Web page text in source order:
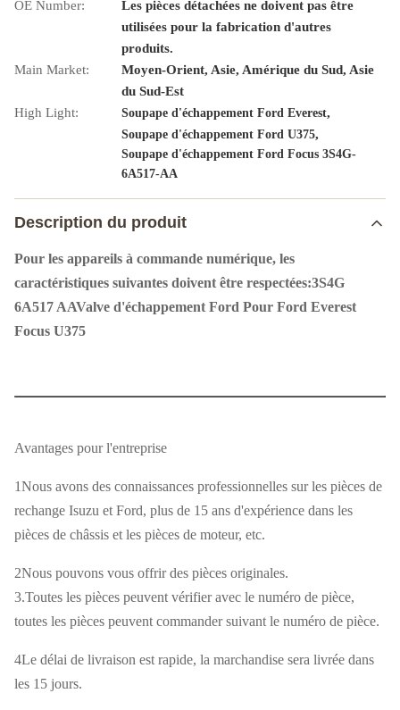
OE Number:
Les pièces détachées ne doivent pas être
utilisées pour la fabrication d'autres
produits.
Main Market:
Moyen-Orient, Asie, Amérique du Sud, Asie
du Sud-Est
High Light:
Soupape d'échappement Ford Everest,
Soupape d'échappement Ford U375,
Soupape d'échappement Ford Focus 3S4G-
6A517-AA
Description du produit
Pour les appareils à commande numérique, les
caractéristiques suivantes doivent être respectées:3S4G
6A517 AAValve d'échappement Ford Pour Ford Everest
Focus U375
produit
Installation de
voiture
Ford Everest U375
partie
Les pièces détachées ne doivent pas être
utilisées pour la fabrication d'autres
produits.
Taille La norme
Emballage
Neutre/Personnalisé pour les besoins du
Avantages pour l'entreprise
1Nous avons des connaissances professionnelles sur les pièces de
rechange Isuzu et Ford, plus de 15 ans d'expérience dans les
pièces de châssis et les pièces de moteur, etc.
2Nous pouvons vous offrir des pièces originales.
3.Toutes les pièces peuvent vérifier avec le numéro de pièce,
toutes les pièces peuvent commander suivant le numéro de pièce.
4Le délai de livraison est rapide, la marchandise sera livrée dans
les 15 jours.